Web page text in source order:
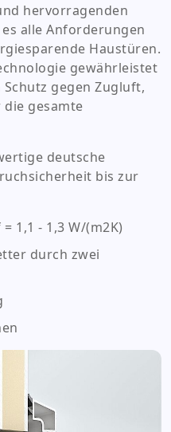
*
hervorragenden
alle Anforderungen
Haustüren.
gewährleistet
gegen Zugluft,
gesamte
deutsche
bis zur
1,1 - 1,3 W/(m2K)
durch zwei